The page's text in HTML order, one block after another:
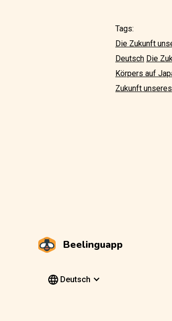
Tags:
Die Zukunft
Deutsch Die
Körpers auf
Zukunft
Beelinguapp
Deutsch